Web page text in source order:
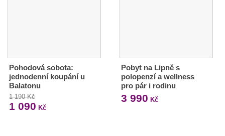
Pohodová sobota:
jednodenní koupání u
Balatonu
1 190 Kč
1 090 Kč
Pobyt na Lipně s
polopenzí a wellness
pro pár i rodinu
3 990 Kč